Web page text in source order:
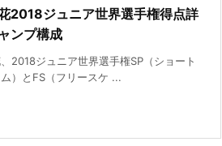
2018ジュニア世界選手権得点詳
ンプ構成
2018ジュニア世界選手権SP（ショート
）とFS（フリースケ ...